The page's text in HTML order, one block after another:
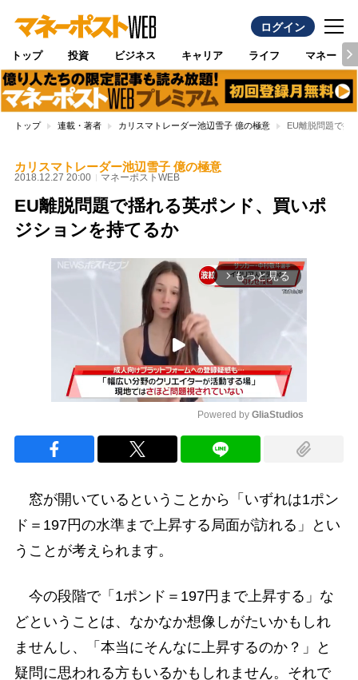
ログイン
トップ 投資 ビジネス キャリア ライフ マネー
トップ 連載・著者 カリスマトレーダー池辺雪子 億の極意 EU離脱問題で揺
カリスマトレーダー池辺雪子 億の極意
2018.12.27 20:00 マネーポストWEB
EU離脱問題で揺れる英ポンド、買いポ
ジションを持てるか
arrow_forward_ios もっと見る
Powered by GliaStudios
窓が開いているということから「いずれは1ポン
ド＝197円の水準まで上昇する局面が訪れる」とい
うことが考えられます。
今の段階で「1ポンド＝197円まで上昇する」な
どということは、なかなか想像しがたいかもしれ
ませんし、「本当にそんなに上昇するのか？」と
疑問に思われる方もいるかもしれません。それで